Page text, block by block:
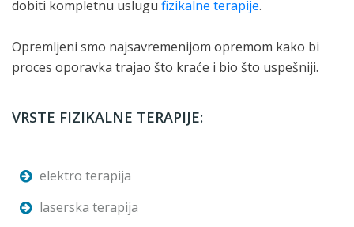
dobiti kompletnu uslugu fizikalne terapije.
Opremljeni smo najsavremenijom opremom kako bi
proces oporavka trajao što kraće i bio što uspešniji.
VRSTE FIZIKALNE TERAPIJE:
elektro terapija
laserska terapija